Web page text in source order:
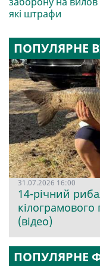
які штрафи
ПОПУЛЯРНЕ
31.07.2026 16:00
14-річний
кілограмового
(відео)
ПОПУЛЯРНЕ